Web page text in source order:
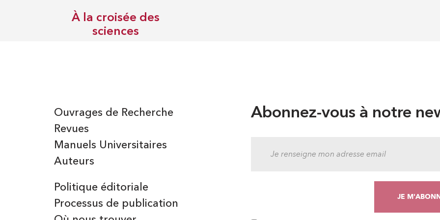
À la croisée des
sciences
Abonnez-vous à notre
Auteurs
Manuels Universitaires
Ouvrages de Recherche
Revues
Politique éditoriale
Processus de publication